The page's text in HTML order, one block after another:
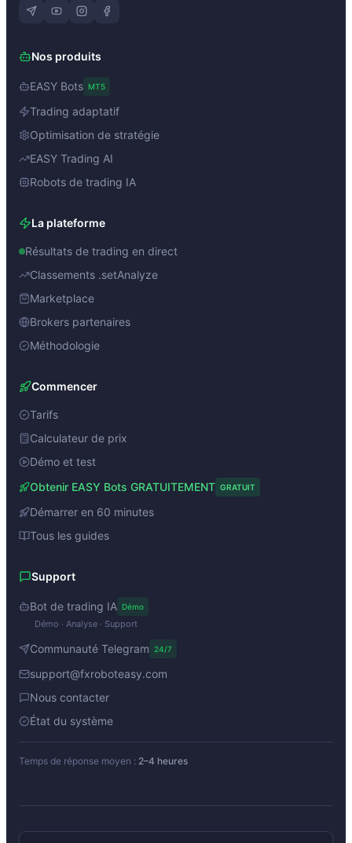
Nos produits
EASY Bots MT5
Trading adaptatif
Optimisation de stratégie
EASY Trading AI
Robots de trading IA
La plateforme
Résultats de trading en direct
Classements .setAnalyze
Marketplace
Brokers partenaires
Méthodologie
Commencer
Tarifs
Calculateur de prix
Démo et test
Obtenir EASY Bots GRATUITEMENT GRATUIT
Démarrer en 60 minutes
Tous les guides
Support
Bot de trading IA Démo
Démo · Analyse · Support
Communauté Telegram 24/7
support@fxroboteasy.com
Nous contacter
État du système
Temps de réponse moyen : 2–4 heures